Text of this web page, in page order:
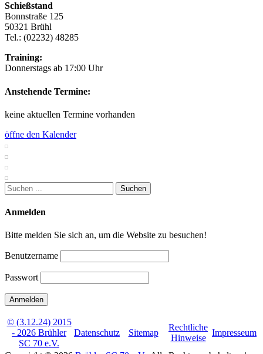
Schießstand
Bonnstraße 125
50321 Brühl
Tel.: (02232) 48285
Training:
Donnerstags ab 17:00 Uhr
Anstehende Termine:
keine aktuellen Termine vorhanden
öffne den Kalender
Suchen
nach:
Anmelden
Bitte melden Sie sich an, um die Website zu besuchen!
Benutzername
Passwort
© (3.12.24) 2015
- 2026 Brühler
SC 70 e.V.
Datenschutz Sitemap
Rechtliche
Hinweise
Impresseum